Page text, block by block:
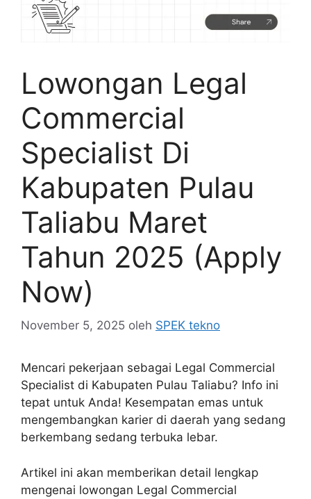
Lowongan Legal
Commercial
Specialist Di
Kabupaten Pulau
Taliabu Maret
Tahun 2025 (Apply
Now)
November 5, 2025 oleh SPEK tekno
Mencari pekerjaan sebagai Legal Commercial
Specialist di Kabupaten Pulau Taliabu? Info ini
tepat untuk Anda! Kesempatan emas untuk
mengembangkan karier di daerah yang sedang
berkembang sedang terbuka lebar.
Artikel ini akan memberikan detail lengkap
mengenai lowongan Legal Commercial